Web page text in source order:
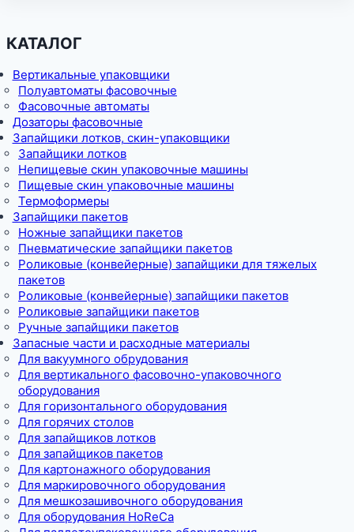
КАТАЛОГ
Вертикальные упаковщики
Полуавтоматы фасовочные
Фасовочные автоматы
Дозаторы фасовочные
Запайщики лотков, скин-упаковщики
Запайщики лотков
Непищевые скин упаковочные машины
Пищевые скин упаковочные машины
Термоформеры
Запайщики пакетов
Ножные запайщики пакетов
Пневматические запайщики пакетов
Роликовые (конвейерные) запайщики для тяжелых
пакетов
Роликовые (конвейерные) запайщики пакетов
Роликовые запайщики пакетов
Ручные запайщики пакетов
Запасные части и расходные материалы
Для вакуумного обрудования
Для вертикального фасовочно-упаковочного
оборудования
Для горизонтального оборудования
Для горячих столов
Для запайщиков лотков
Для запайщиков пакетов
Для картонажного оборудования
Для маркировочного оборудования
Для мешкозашивочного оборудования
Для оборудования HoReCa